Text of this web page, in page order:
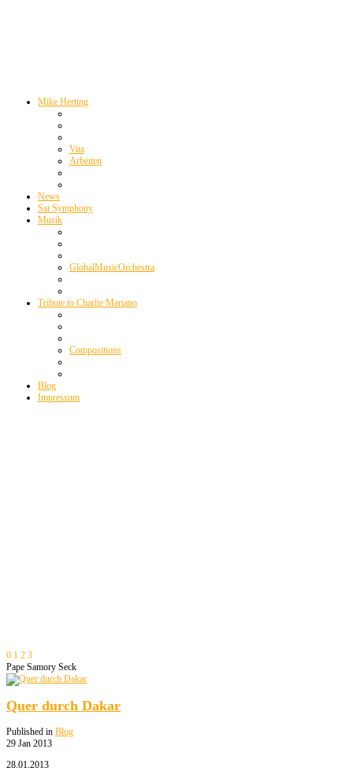
Mike Herting
Vita
Arbeiten
News
Sai Symphony
Musik
GlobalMusicOrchestra
Tribute to Charlie Mariano
Compositions
Blog
Impressum
0 1 2 3
Pape Samory Seck
Quer durch Dakar
Published in Blog
29 Jan 2013
28.01.2013